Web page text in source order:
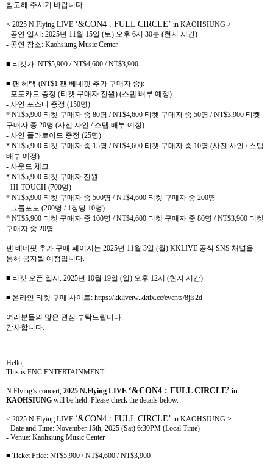
참고해 주시기 바랍니다.
< 2025 N.Flying LIVE ‘&CON4 : FULL CIRCLE’ in KAOHSIUNG >
- 공연 일시 : 2025년 11월 15일 (토) 오후 6시 30분 (현지 시간)
- 공연 장소: Kaohsiung Music Center
■ 티켓가: NT$5,900 / NT$4,600 / NT$3,900
■ 팬 혜택 (NT$1 팬 베네핏 추가 구매자 중):
- 포토카드 증정 (티켓 구매자 전원) (스탭 배부 예정)
- 사인 포스터 증정 (150명)
* NT$5,900 티켓 구매자 중 80명 / NT$4,600 티켓 구매자 중 50명 / NT$3,900 티켓
구매자 중 20명 (사전 사인 / 스탭 배부 예정)
- 사인 폴라로이드 증정 (25명)
* NT$5,900 티켓 구매자 중 15명 / NT$4,600 티켓 구매자 중 10명 (사전 사인 / 스탭
배부 예정)
- 사운드 체크
* NT$5,900 티켓 구매자 전원
- HI-TOUCH (700명)
* NT$5,900 티켓 구매자 중 500명 / NT$4,600 티켓 구매자 중 200명
- 그룹포토 (200명 / 1장당 10명)
* NT$5,900 티켓 구매자 중 100명 / NT$4,600 티켓 구매자 중 80명 / NT$3,900 티켓
구매자 중 20명
팬 베네핏 추가 구매 페이지는 2025년 11월 3일 (월) KKLIVE 공식 SNS 채널을
통해 공지될 예정입니다.
■ 티켓 오픈 일시 : 2025년 10월 19일 (일) 오후 12시 (현지 시간)
■ 온라인 티켓 구매 사이트: https://kklivetw.kktix.cc/events/8jis2d
여러분들의 많은 관심 부탁드립니다.
감사합니다.
Hello,
This is FNC ENTERTAINMENT.
N.Flying’s concert, 2025 N.Flying LIVE ‘&CON4 : FULL CIRCLE’ in
KAOHSIUNG will be held. Please check the details below.
< 2025 N.Flying LIVE ‘&CON4 : FULL CIRCLE’ in KAOHSIUNG >
- Date and Time: November 15th, 2025 (Sat) 6:30PM (Local Time)
- Venue: Kaohsiung Music Center
■ TicketPrice: NT$5,900 / NT$4,600 / NT$3,900